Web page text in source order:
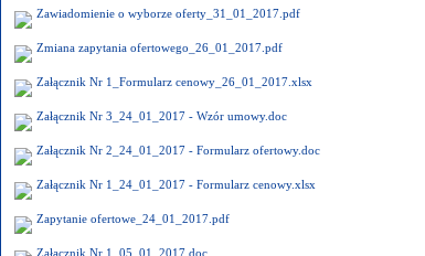
Zawiadomienie o wyborze oferty_31_01_2017.pdf
Zmiana zapytania ofertowego_26_01_2017.pdf
Załącznik Nr 1_Formularz cenowy_26_01_2017.xlsx
Załącznik Nr 3_24_01_2017 - Wzór umowy.doc
Załącznik Nr 2_24_01_2017 - Formularz ofertowy.doc
Załącznik Nr 1_24_01_2017 - Formularz cenowy.xlsx
Zapytanie ofertowe_24_01_2017.pdf
Załącznik Nr 1_05_01_2017.doc